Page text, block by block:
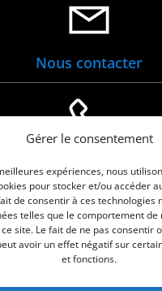
Gérer le consentement
expériences, nous
pour stocker et/ou accéder
de consentir à ces technologies
telles que le comportement de
site. Le fait de ne pas consentir
avoir un effet négatif sur
et fonctions.
Nous contacter
04 66 88 01 05